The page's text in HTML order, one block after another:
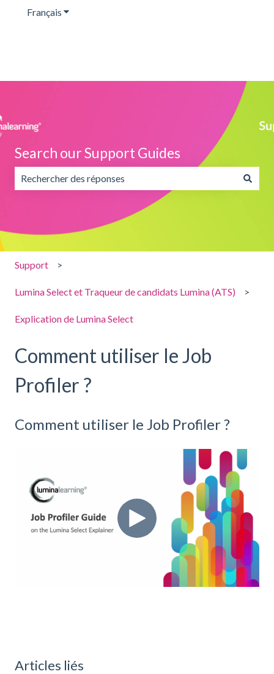
Français Afficher le sous-menu pour les traductions
Search our Support Guides
Il n'y a aucune suggestion car le champ de recherche est
Support
Lumina Select et Traqueur de candidats Lumina (ATS)
Explication de Lumina Select
Comment utiliser le Job
Profiler ?
Comment utiliser le Job Profiler ?
Articles liés